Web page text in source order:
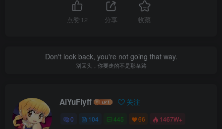
点赞 12 分享 收藏
Don't look back, you're not going that way.
别回头，你要走的不是那条路
AiYuFlyff 关注
0 104 445 66 1467W+